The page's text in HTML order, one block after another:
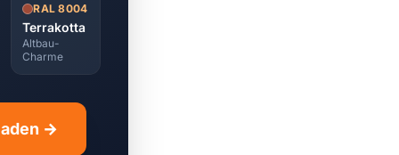
RAL 8004
Terrakotta
Altbau-
Charme
→